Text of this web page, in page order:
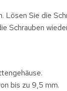
Lösen Sie die
Schrauben
bis zu 9,5 mm.